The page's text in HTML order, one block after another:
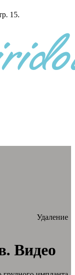
15.
Удаление
Видео